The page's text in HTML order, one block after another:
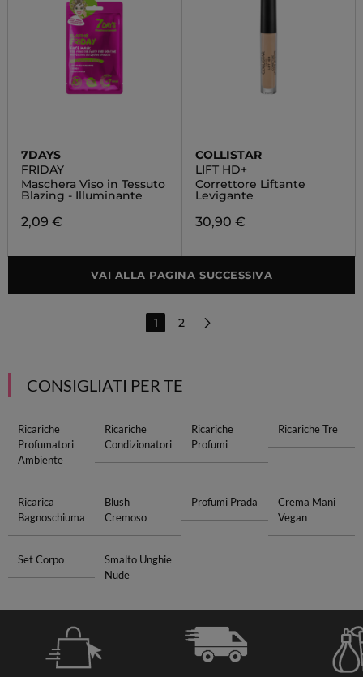
7DAYS
FRIDAY
Maschera Viso in Tessuto
Blazing - Illuminante
2,09 €
COLLISTAR
LIFT HD+
Correttore Liftante
Levigante
30,90 €
VAI ALLA PAGINA SUCCESSIVA
1 2
CONSIGLIATI PER TE
Ricariche
Profumatori
Ambiente
Ricariche
Condizionatori
Ricariche
Profumi
Ricariche Tre
Ricarica
Bagnoschiuma
Blush
Cremoso
Profumi Prada
Crema Mani
Vegan
Set Corpo
Smalto Unghie
Nude